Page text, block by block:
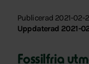
Publicerad 2021-02-
Uppdaterad 2021-
Fossilfria